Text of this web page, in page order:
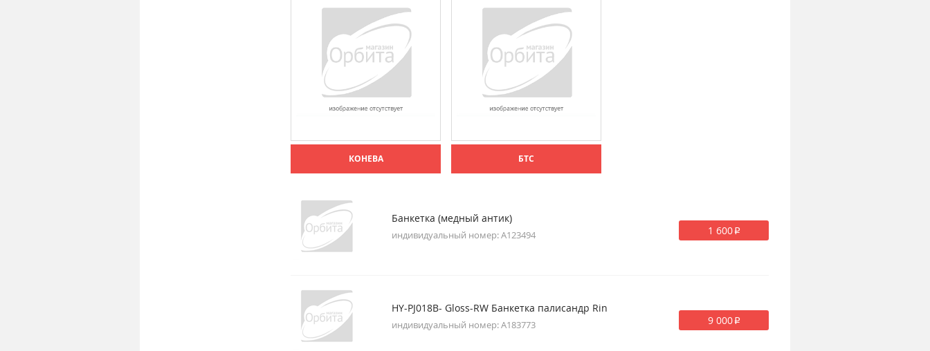
КОНЕВА БТС
Банкетка (медный антик)
индивидуальный номер: A123494 1 600p
HY-PJ018B- Gloss-RW Банкетка палисандр Rin
индивидуальный номер: A183773 9 000p